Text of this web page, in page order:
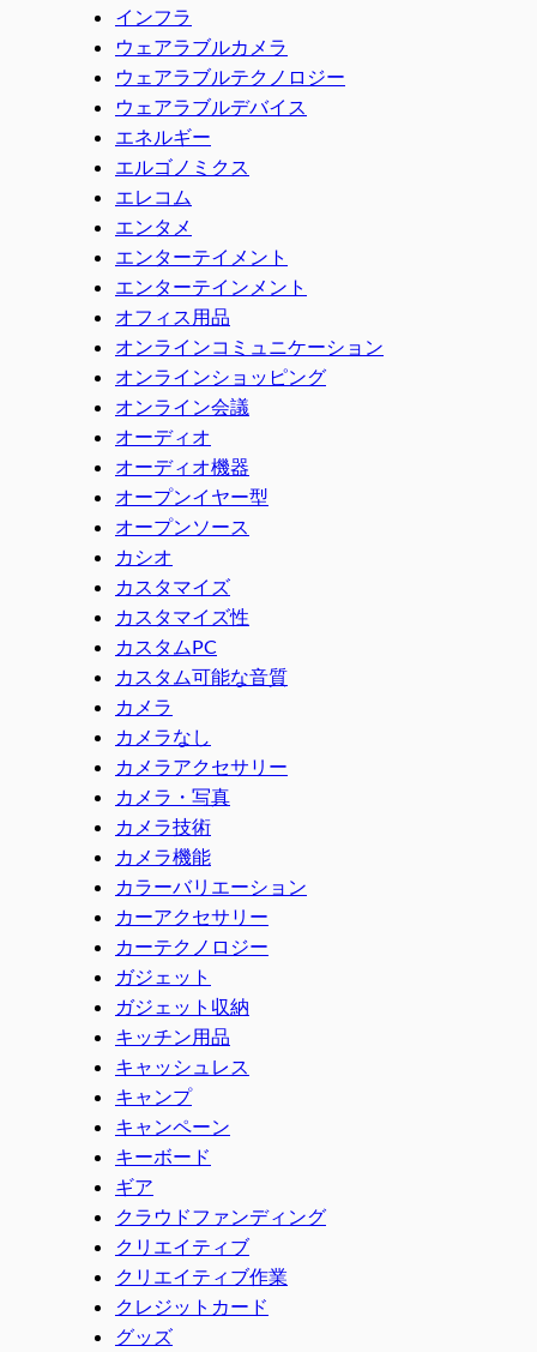
インフラ
ウェアラブルカメラ
ウェアラブルテクノロジー
ウェアラブルデバイス
エネルギー
エルゴノミクス
エレコム
エンタメ
エンターテイメント
エンターテインメント
オフィス用品
オンラインコミュニケーション
オンラインショッピング
オンライン会議
オーディオ
オーディオ機器
オープンイヤー型
オープンソース
カシオ
カスタマイズ
カスタマイズ性
カスタムPC
カスタム可能な音質
カメラ
カメラなし
カメラアクセサリー
カメラ・写真
カメラ技術
カメラ機能
カラーバリエーション
カーアクセサリー
カーテクノロジー
ガジェット
ガジェット収納
キッチン用品
キャッシュレス
キャンプ
キャンペーン
キーボード
ギア
クラウドファンディング
クリエイティブ
クリエイティブ作業
クレジットカード
グッズ